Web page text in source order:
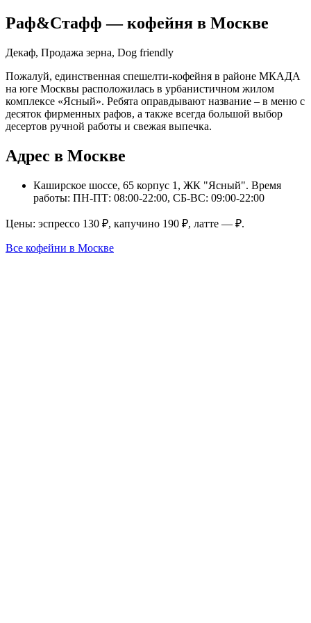
Раф&Стафф — кофейня в Москве
Декаф, Продажа зерна, Dog friendly
Пожалуй, единственная спешелти-кофейня в районе МКАДА
на юге Москвы расположилась в урбанистичном жилом
комплексе «Ясный». Ребята оправдывают название – в меню с
десяток фирменных рафов, а также всегда большой выбор
десертов ручной работы и свежая выпечка.
Адрес в Москве
Каширское шоссе, 65 корпус 1, ЖК "Ясный". Время
работы: ПН-ПТ: 08:00-22:00, СБ-ВС: 09:00-22:00
Цены: эспрессо 130 ₽, капучино 190 ₽, латте — ₽.
Все кофейни в Москве